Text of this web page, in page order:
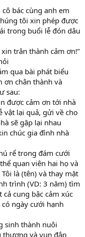
bác cùng anh em
tôi xin phép được
trong buổi lễ đón dâu
trân thành cảm ơn!”
qua bài phát biểu
ơn chân thành và
sau:
được cảm ơn tới nhà
vật lại quả, gửi về cho
sẽ gặp lại nhau
chúc gia đình nhà
rể trong đám cưới
quan viên hai họ và
là (tên) và thay mặt
trình (VD: 3 năm) tìm
cung bậc cảm xúc
ngày cưới hạnh
sinh thành nuôi
thương và vun đắp